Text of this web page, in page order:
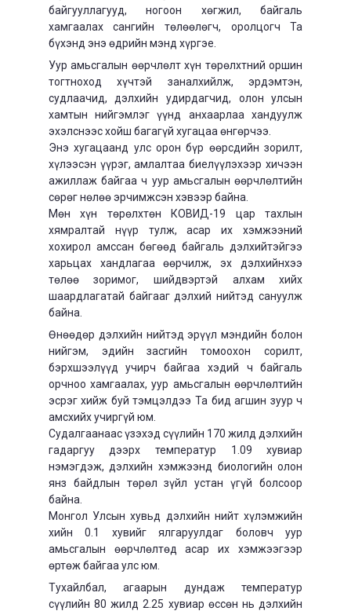
байгууллагууд, ногоон хөгжил, байгаль
хамгаалах сангийн төлөөлөгч, оролцогч Та
бүхэнд энэ өдрийн мэнд хүргэе.
Уур амьсгалын өөрчлөлт хүн төрөлхтний оршин
тогтноход хүчтэй заналхийлж, эрдэмтэн,
судлаачид, дэлхийн удирдагчид, олон улсын
хамтын нийгэмлэг үүнд анхаарлаа хандуулж
эхэлснээс хойш багагүй хугацаа өнгөрчээ.
Энэ хугацаанд улс орон бүр өөрсдийн зорилт,
хүлээсэн үүрэг, амлалтаа биелүүлэхээр хичээн
ажиллаж байгаа ч уур амьсгалын өөрчлөлтийн
сөрөг нөлөө эрчимжсэн хэвээр байна.
Мөн хүн төрөлхтөн КОВИД-19 цар тахлын
хямралтай нүүр тулж, асар их хэмжээний
хохирол амссан бөгөөд байгаль дэлхийтэйгээ
харьцах хандлагаа өөрчилж, эх дэлхийнхээ
төлөө зоримог, шийдвэртэй алхам хийх
шаардлагатай байгааг дэлхий нийтэд сануулж
байна.
Өнөөдөр дэлхийн нийтэд эрүүл мэндийн болон
нийгэм, эдийн засгийн томоохон сорилт,
бэрхшээлүүд учирч байгаа хэдий ч байгаль
орчноо хамгаалах, уур амьсгалын өөрчлөлтийн
эсрэг хийж буй тэмцэлдээ Та бид агшин зуур ч
амсхийх учиргүй юм.
Судалгаанаас үзэхэд сүүлийн 170 жилд дэлхийн
гадаргуу дээрх температур 1.09 хувиар
нэмэгдэж, дэлхийн хэмжээнд биологийн олон
янз байдлын төрөл зүйл устан үгүй болсоор
байна.
Монгол Улсын хувьд дэлхийн нийт хүлэмжийн
хийн 0.1 хувийг ялгаруулдаг боловч уур
амьсгалын өөрчлөлтөд асар их хэмжээгээр
өртөж байгаа улс юм.
Тухайлбал, агаарын дундаж температур
сүүлийн 80 жилд 2.25 хувиар өссөн нь дэлхийн